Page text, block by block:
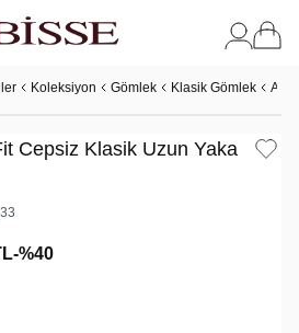
Koleksiyon Gömlek Klasik Gömlek
Cepsiz Klasik Uzun Yaka
-%40